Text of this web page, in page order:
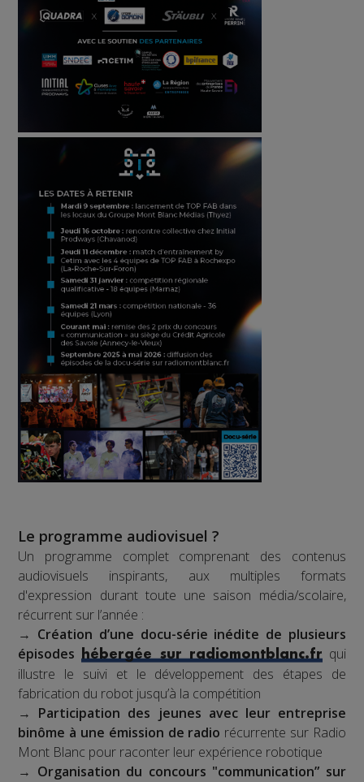
Le programme audiovisuel ?
Un programme complet comprenant des contenus
audiovisuels inspirants, aux multiples formats
d'expression durant toute une saison média/scolaire,
récurrent sur l’année :
→ Création d’une docu-série inédite de plusieurs
épisodes hébergée sur radiomontblanc.frqui
illustre le suivi et le développement des étapes de
fabrication du robot jusqu’à la compétition
→ Participation des jeunes avec leur entreprise
binôme à une émission de radio récurrente sur Radio
Mont Blanc pour raconter leur expérience robotique
→ Organisation du concours "communication” sur